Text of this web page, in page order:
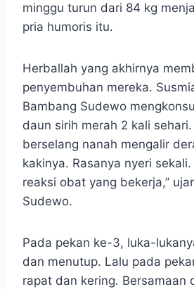
minggu turun dari 84 kg
pria humoris itu.
Herballah yang akhirnya
penyembuhan mereka.
Bambang Sudewo
daun sirih merah 2 kali
berselang nanah mengalir
kakinya. Rasanya nyeri sekali.
reaksi obat yang bekerja,”
Sudewo.
Pada pekan ke-3, luka-
dan menutup. Lalu pada
rapat dan kering. Bersamaan